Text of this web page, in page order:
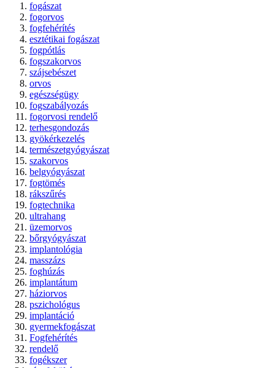
fogászat
fogorvos
fogfehérítés
esztétikai fogászat
fogpótlás
fogszakorvos
szájsebészet
orvos
egészségügy
fogszabályozás
fogorvosi rendelő
terhesgondozás
gyökérkezelés
természetgyógyászat
szakorvos
belgyógyászat
fogtömés
rákszűrés
fogtechnika
ultrahang
üzemorvos
bőrgyógyászat
implantológia
masszázs
foghúzás
implantátum
háziorvos
pszichológus
implantáció
gyermekfogászat
Fogfehérítés
rendelő
fogékszer